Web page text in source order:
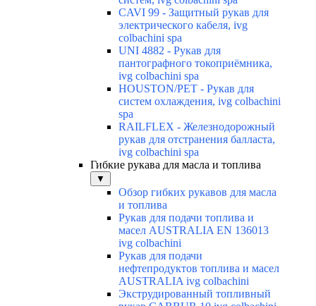
CAVI 99 - Защитный рукав для
электрического кабеля, ivg
colbachini spa
UNI 4882 - Рукав для
пантографного токоприёмника,
ivg colbachini spa
HOUSTON/PET - Рукав для
систем охлаждения, ivg colbachini
spa
RAILFLEX - Железнодорожный
рукав для отстранения балласта,
ivg colbachini spa
Гибкие рукава для масла и топлива
▼
Обзор гибких рукавов для масла
и топлива
Рукав для подачи топлива и
масел AUSTRALIA EN 136013
ivg colbachini
Рукав для подачи
нефтепродуктов топлива и масел
AUSTRALIA ivg colbachini
Экструдированный топливный